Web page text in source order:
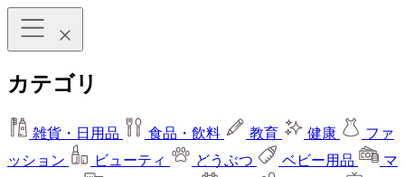
カテゴリ
雑貨・日用品 食品・飲料 教育 健康
ファ
ッション
ビューティ どうぶつ ベビー用品
マ